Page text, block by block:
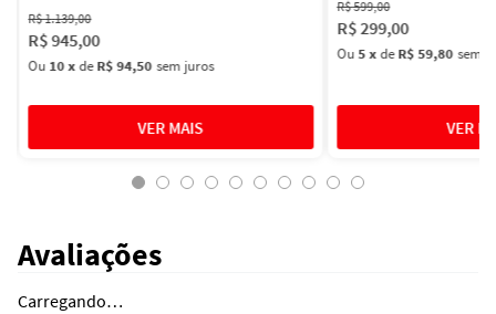
R$1.139,00
R$945,00
Ou 10xdeR$ 94,50 sem juros
R$599,00
R$299,00
Ou5xdeR$ 59,80 sem
Avaliações
Carregando…